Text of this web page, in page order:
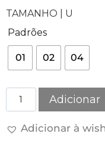
TAMANHO | U
Padrões
01 02 04
Adicionar
Adicionar à